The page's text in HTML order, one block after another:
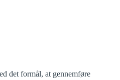
det formål, at gennemføre